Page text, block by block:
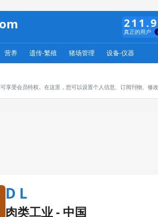
真正的用户
营养 遗传-繁殖 猪场管理 设备-仪器
享受会员特权。在这里，您可以设置个人信息、订阅刊物、修
D L
肉类工业 - 中国